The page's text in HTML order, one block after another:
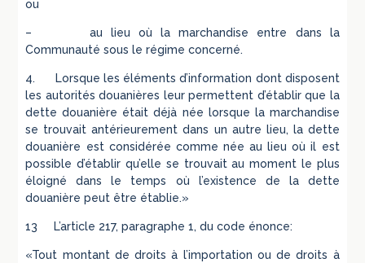
ou
– au lieu où la marchandise entre dans la
Communauté sous le régime concerné.
4. Lorsque les éléments d’information dont disposent
les autorités douanières leur permettent d’établir que la
dette douanière était déjà née lorsque la marchandise
se trouvait antérieurement dans un autre lieu, la dette
douanière est considérée comme née au lieu où il est
possible d’établir qu’elle se trouvait au moment le plus
éloigné dans le temps où l’existence de la dette
douanière peut être établie.»
13 L’article 217, paragraphe 1, du code énonce:
«Tout montant de droits à l’importation ou de droits à